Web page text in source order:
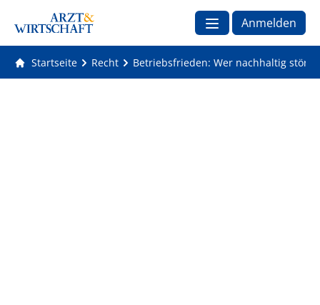
Anmelden
Startseite Recht Betriebsfrieden: Wer nachhaltig stört,